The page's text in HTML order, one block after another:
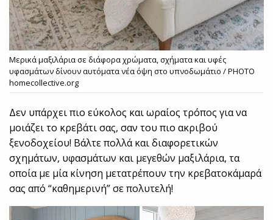
Μερικά μαξιλάρια σε διάφορα χρώματα, σχήματα και υφές
υφασμάτων δίνουν αυτόματα νέα όψη στο υπνοδωμάτιο / PHOTO
homecollective.org
Δεν υπάρχει πιο εύκολος και ωραίος τρόπος για να
μοιάζει το κρεβάτι σας, σαν του πιο ακριβού
ξενοδοχείου! Βάλτε πολλά και διαφορετικών
σχημάτων, υφασμάτων και μεγεθών μαξιλάρια, τα
οποία με μία κίνηση μετατρέπουν την κρεβατοκάμαρά
σας από “καθημερινή” σε πολυτελή!